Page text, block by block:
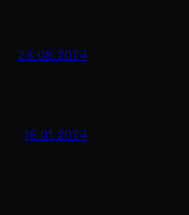
28.08.2024
16.01.2024